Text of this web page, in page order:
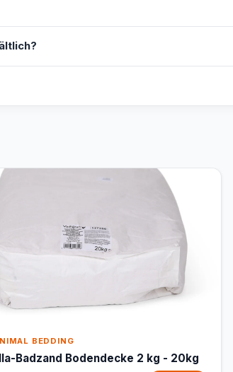
BEDDING
Badzand Bodendecke 2 kg - 20kg